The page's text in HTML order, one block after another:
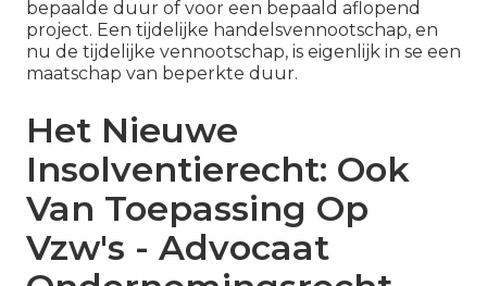
bepaalde duur of voor een bepaald aflopend
project. Een tijdelijke handelsvennootschap, en
nu de tijdelijke vennootschap, is eigenlijk in se een
maatschap van beperkte duur.
Het Nieuwe
Insolventierecht: ​Ook
Van Toepassing Op
Vzw's - Advocaat